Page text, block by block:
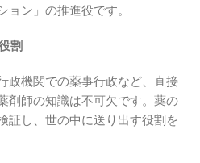
ン」の推進役です。
割
政機関での薬事行政など、直接
剤師の知識は不可欠です。薬の
証し、世の中に送り出す役割を